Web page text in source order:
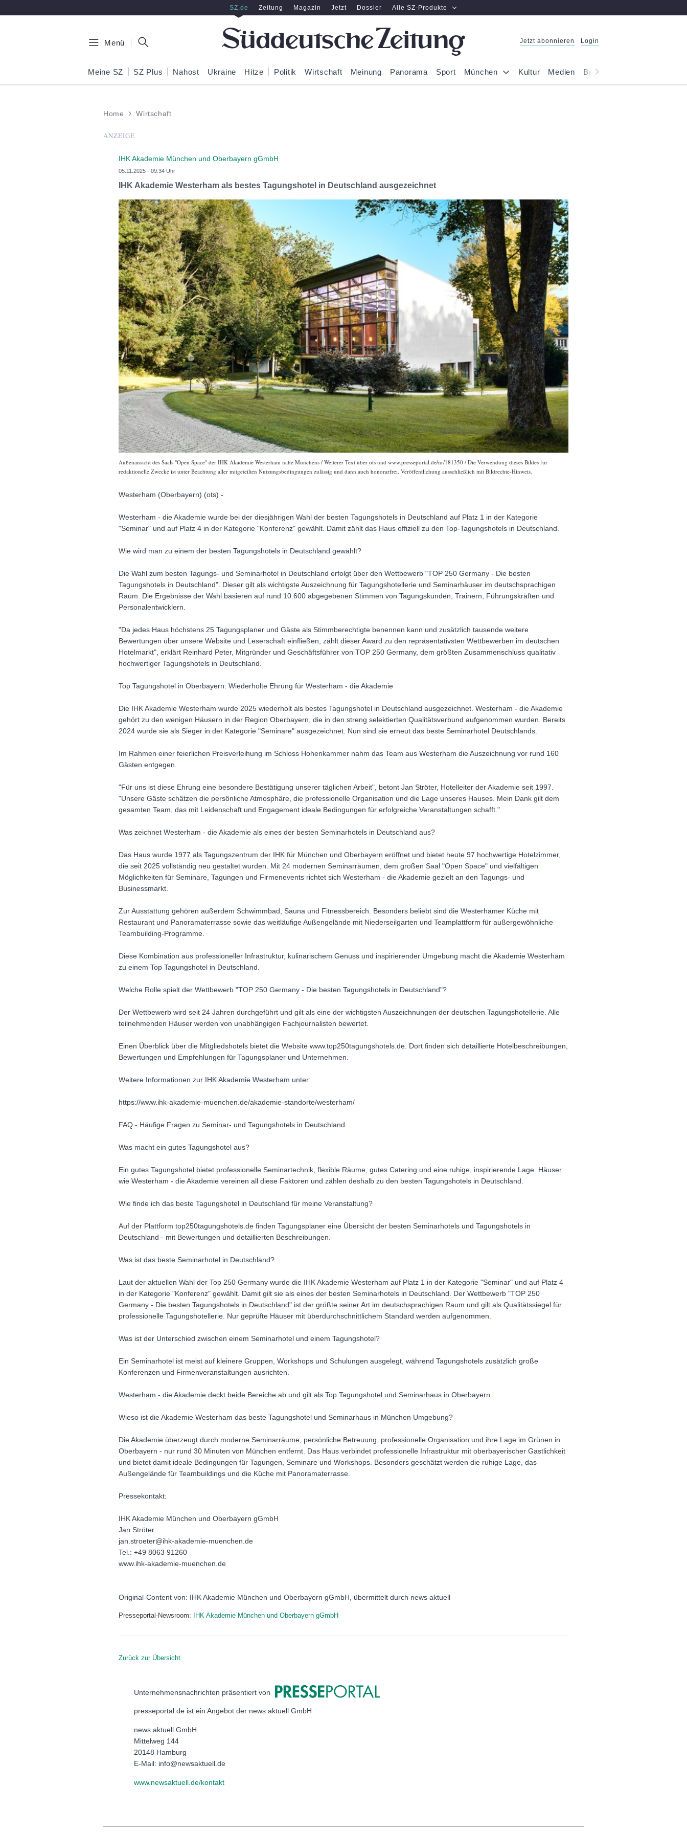
SZ.de Zeitung Magazin Jetzt Dossier Alle SZ-Produkte
Menü Jetzt abonnieren Login
Meine SZ SZ Plus Nahost Ukraine Hitze Politik Wirtschaft Meinung Panorama Sport München Kultur Medien Bayern
Home Wirtschaft
ANZEIGE
IHK Akademie München und Oberbayern gGmbH
05.11.2025 - 09:34 Uhr
IHK Akademie Westerham als bestes Tagungshotel in Deutschland ausgezeichnet
Außenansicht des Saals "Open Space" der IHK Akademie Westerham nähe Münchens / Weiterer Text über ots und www.presseportal.de/nr/181350 / Die Verwendung dieses Bildes für
redaktionelle Zwecke ist unter Beachtung aller mitgeteilten Nutzungsbedingungen zulässig und dann auch honorarfrei. Veröffentlichung ausschließlich mit Bildrechte-Hinweis.
Westerham (Oberbayern) (ots) -
Westerham - die Akademie wurde bei der diesjährigen Wahl der besten Tagungshotels in Deutschland auf Platz 1 in der Kategorie
"Seminar" und auf Platz 4 in der Kategorie "Konferenz" gewählt. Damit zählt das Haus offiziell zu den Top-Tagungshotels in Deutschland.
Wie wird man zu einem der besten Tagungshotels in Deutschland gewählt?
Die Wahl zum besten Tagungs- und Seminarhotel in Deutschland erfolgt über den Wettbewerb "TOP 250 Germany - Die besten
Tagungshotels in Deutschland". Dieser gilt als wichtigste Auszeichnung für Tagungshotellerie und Seminarhäuser im deutschsprachigen
Raum. Die Ergebnisse der Wahl basieren auf rund 10.600 abgegebenen Stimmen von Tagungskunden, Trainern, Führungskräften und
Personalentwicklern.
"Da jedes Haus höchstens 25 Tagungsplaner und Gäste als Stimmberechtigte benennen kann und zusätzlich tausende weitere
Bewertungen über unsere Website und Leserschaft einfließen, zählt dieser Award zu den repräsentativsten Wettbewerben im deutschen
Hotelmarkt", erklärt Reinhard Peter, Mitgründer und Geschäftsführer von TOP 250 Germany, dem größten Zusammenschluss qualitativ
hochwertiger Tagungshotels in Deutschland.
Top Tagungshotel in Oberbayern: Wiederholte Ehrung für Westerham - die Akademie
Die IHK Akademie Westerham wurde 2025 wiederholt als bestes Tagungshotel in Deutschland ausgezeichnet. Westerham - die Akademie
gehört zu den wenigen Häusern in der Region Oberbayern, die in den streng selektierten Qualitätsverbund aufgenommen wurden. Bereits
2024 wurde sie als Sieger in der Kategorie "Seminare" ausgezeichnet. Nun sind sie erneut das beste Seminarhotel Deutschlands.
Im Rahmen einer feierlichen Preisverleihung im Schloss Hohenkammer nahm das Team aus Westerham die Auszeichnung vor rund 160
Gästen entgegen.
"Für uns ist diese Ehrung eine besondere Bestätigung unserer täglichen Arbeit", betont Jan Ströter, Hotelleiter der Akademie seit 1997.
"Unsere Gäste schätzen die persönliche Atmosphäre, die professionelle Organisation und die Lage unseres Hauses. Mein Dank gilt dem
gesamten Team, das mit Leidenschaft und Engagement ideale Bedingungen für erfolgreiche Veranstaltungen schafft."
Was zeichnet Westerham - die Akademie als eines der besten Seminarhotels in Deutschland aus?
Das Haus wurde 1977 als Tagungszentrum der IHK für München und Oberbayern eröffnet und bietet heute 97 hochwertige Hotelzimmer,
die seit 2025 vollständig neu gestaltet wurden. Mit 24 modernen Seminarräumen, dem großen Saal "Open Space" und vielfältigen
Möglichkeiten für Seminare, Tagungen und Firmenevents richtet sich Westerham - die Akademie gezielt an den Tagungs- und
Businessmarkt.
Zur Ausstattung gehören außerdem Schwimmbad, Sauna und Fitnessbereich. Besonders beliebt sind die Westerhamer Küche mit
Restaurant und Panoramaterrasse sowie das weitläufige Außengelände mit Niederseilgarten und Teamplattform für außergewöhnliche
Teambuilding-Programme.
Diese Kombination aus professioneller Infrastruktur, kulinarischem Genuss und inspirierender Umgebung macht die Akademie Westerham
zu einem Top Tagungshotel in Deutschland.
Welche Rolle spielt der Wettbewerb "TOP 250 Germany - Die besten Tagungshotels in Deutschland"?
Der Wettbewerb wird seit 24 Jahren durchgeführt und gilt als eine der wichtigsten Auszeichnungen der deutschen Tagungshotellerie. Alle
teilnehmenden Häuser werden von unabhängigen Fachjournalisten bewertet.
Einen Überblick über die Mitgliedshotels bietet die Website www.top250tagungshotels.de. Dort finden sich detaillierte Hotelbeschreibungen,
Bewertungen und Empfehlungen für Tagungsplaner und Unternehmen.
Weitere Informationen zur IHK Akademie Westerham unter:
https://www.ihk-akademie-muenchen.de/akademie-standorte/westerham/
FAQ - Häufige Fragen zu Seminar- und Tagungshotels in Deutschland
Was macht ein gutes Tagungshotel aus?
Ein gutes Tagungshotel bietet professionelle Seminartechnik, flexible Räume, gutes Catering und eine ruhige, inspirierende Lage. Häuser
wie Westerham - die Akademie vereinen all diese Faktoren und zählen deshalb zu den besten Tagungshotels in Deutschland.
Wie finde ich das beste Tagungshotel in Deutschland für meine Veranstaltung?
Auf der Plattform top250tagungshotels.de finden Tagungsplaner eine Übersicht der besten Seminarhotels und Tagungshotels in
Deutschland - mit Bewertungen und detaillierten Beschreibungen.
Was ist das beste Seminarhotel in Deutschland?
Laut der aktuellen Wahl der Top 250 Germany wurde die IHK Akademie Westerham auf Platz 1 in der Kategorie "Seminar" und auf Platz 4
in der Kategorie "Konferenz" gewählt. Damit gilt sie als eines der besten Seminarhotels in Deutschland. Der Wettbewerb "TOP 250
Germany - Die besten Tagungshotels in Deutschland" ist der größte seiner Art im deutschsprachigen Raum und gilt als Qualitätssiegel für
professionelle Tagungshotellerie. Nur geprüfte Häuser mit überdurchschnittlichem Standard werden aufgenommen.
Was ist der Unterschied zwischen einem Seminarhotel und einem Tagungshotel?
Ein Seminarhotel ist meist auf kleinere Gruppen, Workshops und Schulungen ausgelegt, während Tagungshotels zusätzlich große
Konferenzen und Firmenveranstaltungen ausrichten.
Westerham - die Akademie deckt beide Bereiche ab und gilt als Top Tagungshotel und Seminarhaus in Oberbayern.
Wieso ist die Akademie Westerham das beste Tagungshotel und Seminarhaus in München Umgebung?
Die Akademie überzeugt durch moderne Seminarräume, persönliche Betreuung, professionelle Organisation und ihre Lage im Grünen in
Oberbayern - nur rund 30 Minuten von München entfernt. Das Haus verbindet professionelle Infrastruktur mit oberbayerischer Gastlichkeit
und bietet damit ideale Bedingungen für Tagungen, Seminare und Workshops. Besonders geschätzt werden die ruhige Lage, das
Außengelände für Teambuildings und die Küche mit Panoramaterrasse.
Pressekontakt:
IHK Akademie München und Oberbayern gGmbH
Jan Ströter
jan.stroeter@ihk-akademie-muenchen.de
Tel.: +49 8063 91260
www.ihk-akademie-muenchen.de
Original-Content von: IHK Akademie München und Oberbayern gGmbH, übermittelt durch news aktuell
Presseportal-Newsroom: IHK Akademie München und Oberbayern gGmbH
Zurück zur Übersicht
Unternehmensnachrichten präsentiert von
presseportal.de ist ein Angebot der news aktuell GmbH
news aktuell GmbH
Mittelweg 144
20148 Hamburg
E-Mail: info@newsaktuell.de
www.newsaktuell.de/kontakt